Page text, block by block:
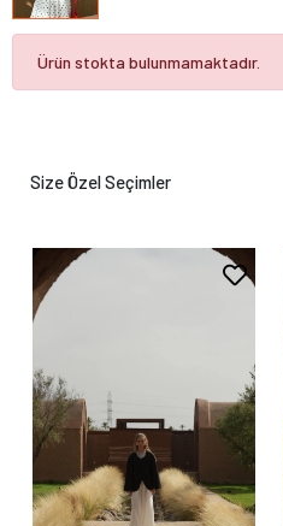
Ürün stokta bulunmamaktadır.
Size Özel Seçimler